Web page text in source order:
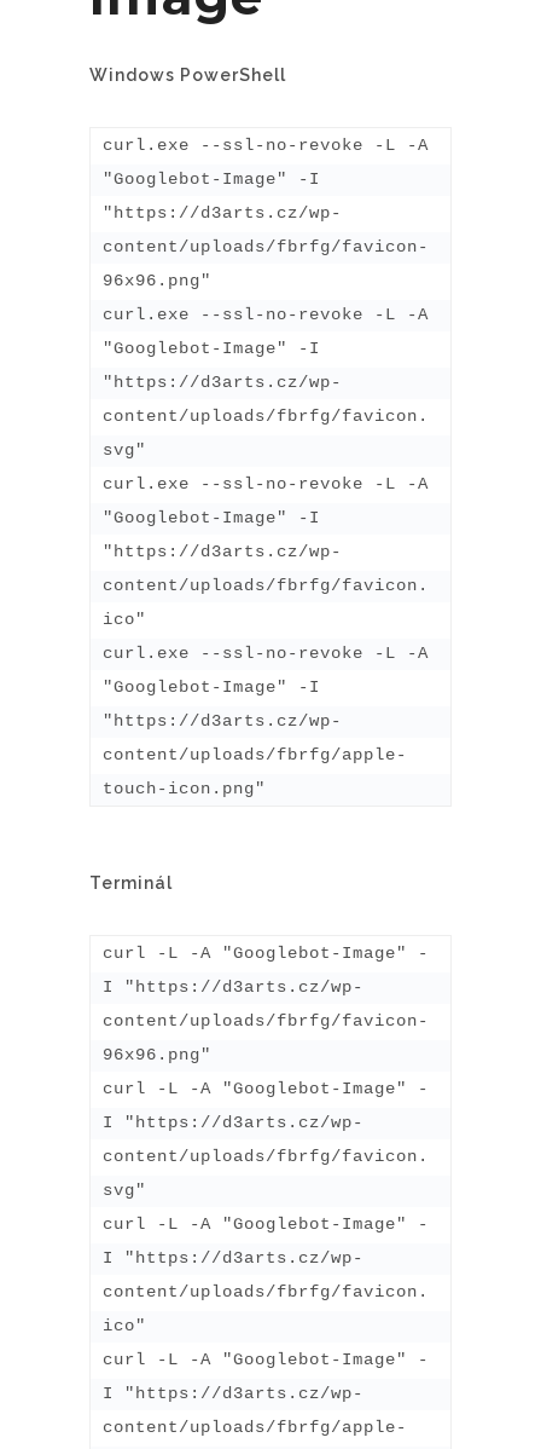
Windows PowerShell
curl.exe --ssl-no-revoke -L -A
"Googlebot-Image" -I
"https://d3arts.cz/wp-
content/uploads/fbrfg/favicon-
96x96.png"
curl.exe --ssl-no-revoke -L -A
"Googlebot-Image" -I
"https://d3arts.cz/wp-
content/uploads/fbrfg/favicon.
svg"
curl.exe --ssl-no-revoke -L -A
"Googlebot-Image" -I
"https://d3arts.cz/wp-
content/uploads/fbrfg/favicon.
ico"
curl.exe --ssl-no-revoke -L -A
"Googlebot-Image" -I
"https://d3arts.cz/wp-
content/uploads/fbrfg/apple-
touch-icon.png"
Terminál
curl -L -A "Googlebot-Image" -
I "https://d3arts.cz/wp-
content/uploads/fbrfg/favicon-
96x96.png"
curl -L -A "Googlebot-Image" -
I "https://d3arts.cz/wp-
content/uploads/fbrfg/favicon.
svg"
curl -L -A "Googlebot-Image" -
I "https://d3arts.cz/wp-
content/uploads/fbrfg/favicon.
ico"
curl -L -A "Googlebot-Image" -
I "https://d3arts.cz/wp-
content/uploads/fbrfg/apple-